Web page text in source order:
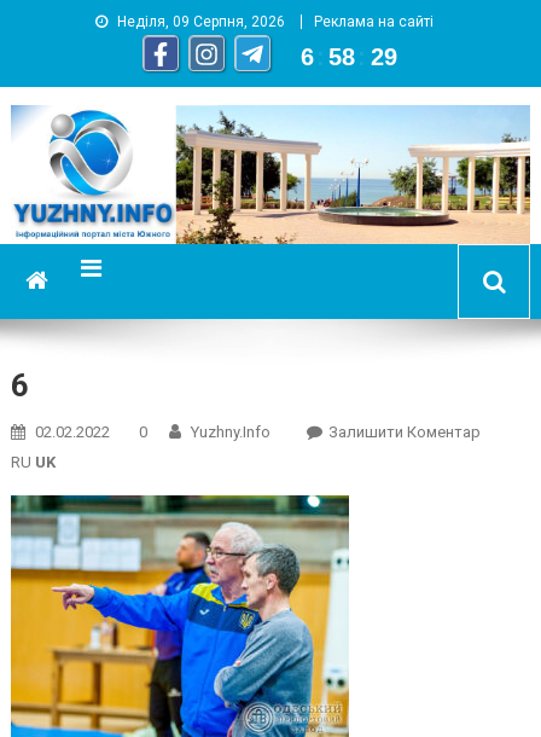
Неділя, 09 Серпня, 2026 Реклама на сайті
6 : 58 : 30
YUZHNY.INFO
информационный портал города Южный
6
02.02.2022 0 Yuzhny.info Залишити КоментарOn
RU UK